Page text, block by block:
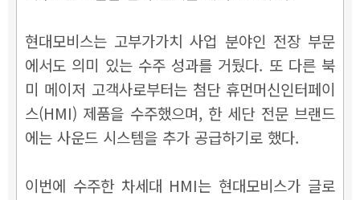
현대모비스는 고부가가치 사업 분야인 전장 부문
에서도 의미 있는 수주 성과를 거뒀다. 또 다른 북
미 메이저 고객사로부터는 첨단 휴먼머신인터페이
스(HMI) 제품을 수주했으며, 한 세단 전문 브랜드
에는 사운드 시스템을 추가 공급하기로 했다.
이번에 수주한 차세대 HMI는 현대모비스가 글로